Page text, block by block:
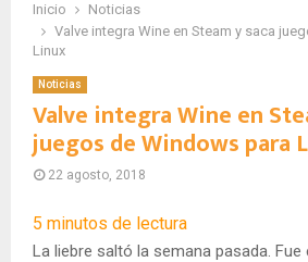
Inicio
Noticias
Valve integra Wine en Steam y saca
Linux
Noticias
Valve integra Wine en
juegos de Windows para
22 agosto, 2018
5 minutos de lectura
La liebre saltó la semana pasada.